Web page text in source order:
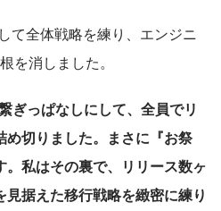
て全体戦略を練り、エンジニ
を消しました。
ぎっぱなしにして、全員でリ
め切りました。まさに『お祭
。私はその裏で、リリース数ヶ
据えた移行戦略を緻密に練り